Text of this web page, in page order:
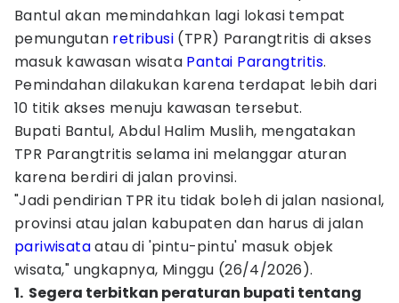
Bantul akan memindahkan lagi lokasi tempat
pemungutan retribusi (TPR) Parangtritis di akses
masuk kawasan wisata Pantai Parangtritis.
Pemindahan dilakukan karena terdapat lebih dari
10 titik akses menuju kawasan tersebut.
Bupati Bantul, Abdul Halim Muslih, mengatakan
TPR Parangtritis selama ini melanggar aturan
karena berdiri di jalan provinsi.
"Jadi pendirian TPR itu tidak boleh di jalan nasional,
provinsi atau jalan kabupaten dan harus di jalan
pariwisataatau di 'pintu-pintu' masuk objek
wisata," ungkapnya, Minggu (26/4/2026).
1. ‎ Segera terbitkan peraturan bupati tentang